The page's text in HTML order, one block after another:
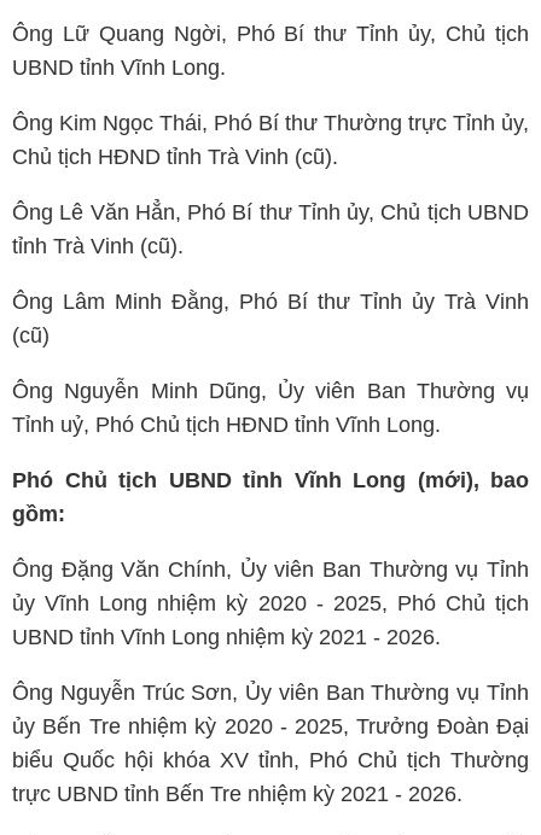
Ông Lữ Quang Ngời, Phó Bí thư Tỉnh ủy, Chủ tịch
UBND tỉnh Vĩnh Long.
Ông Kim Ngọc Thái, Phó Bí thư Thường trực Tỉnh ủy,
Chủ tịch HĐND tỉnh Trà Vinh (cũ).
Ông Lê Văn Hẳn, Phó Bí thư Tỉnh ủy, Chủ tịch UBND
tỉnh Trà Vinh (cũ).
Ông Lâm Minh Đằng, Phó Bí thư Tỉnh ủy Trà Vinh
(cũ)
Ông Nguyễn Minh Dũng, Ủy viên Ban Thường vụ
Tỉnh uỷ, Phó Chủ tịch HĐND tỉnh Vĩnh Long.
Phó Chủ tịch UBND tỉnh Vĩnh Long (mới), bao
gồm:
Ông Đặng Văn Chính, Ủy viên Ban Thường vụ Tỉnh
ủy Vĩnh Long nhiệm kỳ 2020 - 2025, Phó Chủ tịch
UBND tỉnh Vĩnh Long nhiệm kỳ 2021 - 2026.
Ông Nguyễn Trúc Sơn, Ủy viên Ban Thường vụ Tỉnh
ủy Bến Tre nhiệm kỳ 2020 - 2025, Trưởng Đoàn Đại
biểu Quốc hội khóa XV tỉnh, Phó Chủ tịch Thường
trực UBND tỉnh Bến Tre nhiệm kỳ 2021 - 2026.